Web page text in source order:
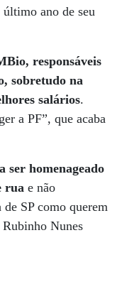
ano de seu
responsáveis
sobretudo na
salários.
a PF”, que acaba
homenageado
rua e não
SP como querem
Nunes